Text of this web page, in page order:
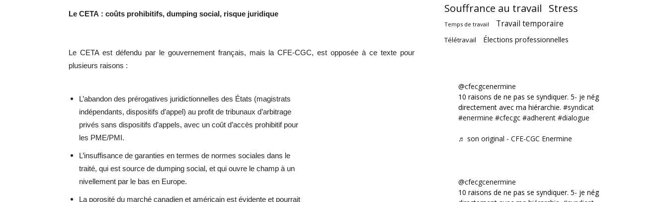
Le CETA : coûts prohibitifs, dumping social, risque juridique
Le CETA est défendu par le gouvernement français, mais la CFE-CGC, est opposée à ce texte pour
plusieurs raisons :
L’abandon des prérogatives juridictionnelles des États (magistrats
indépendants, dispositifs d’appel) au profit de tribunaux d’arbitrage
privés sans dispositifs d’appels, avec un coût d’accès prohibitif pour
les PME/PMI.
L’insuffisance de garanties en termes de normes sociales dans le
traité, qui est source de dumping social, et qui ouvre le champ à un
nivellement par le bas en Europe.
La porosité du marché canadien et américain est évidente et pourrait
Souffrance au travail Stress
Temps de travail Travail temporaire
Télétravail Élections professionnelles
@cfecgcenermine
10 raisons de ne pas se syndiquer. 5- je négocie
directement avec ma hiérarchie. #syndicat
#enermine #cfecgc #adherent #dialogue
♬ son original - CFE-CGC Enermine
@cfecgcenermine
10 raisons de ne pas se syndiquer. 5- je négocie